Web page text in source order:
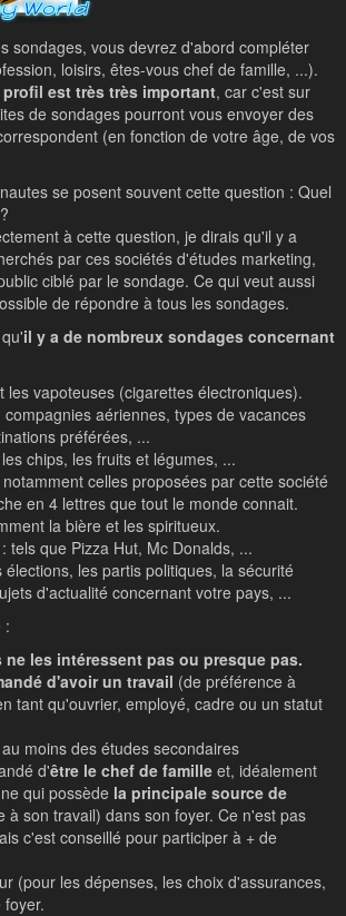
sondages, vous devrez d'abord compléter
loisirs, êtes-vous chef de famille, ...).
est très très important, car c'est sur
de sondages pourront vous envoyer des
(en fonction de votre âge, de vos
se posent souvent cette question : Quel
à cette question, je dirais qu'il y a
par ces sociétés d'études marketing,
ciblé par le sondage. Ce qui veut aussi
de répondre à tous les sondages.
il y a de nombreux sondages concernant
les vapoteuses (cigarettes électroniques).
compagnies aériennes, types de vacances
préférées, ...
chips, les fruits et légumes, ...
celles proposées par cette société
en 4 lettres que tout le monde connait.
la bière et les spiritueux.
tels que Pizza Hut, Mc Donalds, ...
élections, les partis politiques, la sécurité
d'actualité concernant votre pays, ...
:
les intéressent pas ou presque pas.
d'avoir un travail (de préférence à
tant qu'ouvrier, employé, cadre ou un statut
moins des études secondaires
d'être le chef de famille et, idéalement
qui possède la principale source de
à son travail) dans son foyer. Ce n'est pas
c'est conseillé pour participer à + de
(pour les dépenses, les choix d'assurances,